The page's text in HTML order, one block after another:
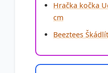
Hračka kočka
cm
Beeztees